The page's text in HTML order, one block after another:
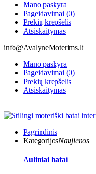
Mano paskyra
Pageidavimai (0)
Prekių krepšelis
Atsiskaitymas
info@AvalyneMoterims.lt
Mano paskyra
Pageidavimai (0)
Prekių krepšelis
Atsiskaitymas
Pagrindinis
KategorijosNaujienos
Auliniai batai